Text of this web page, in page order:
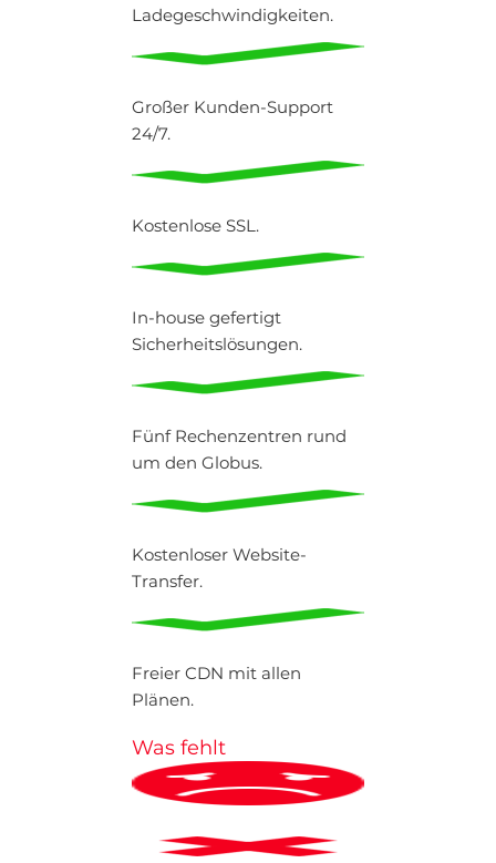
Ladegeschwindigkeiten.
Großer Kunden-Support
24/7.
Kostenlose SSL.
In-house gefertigt
Sicherheitslösungen.
Fünf Rechenzentren rund
um den Globus.
Kostenloser Website-
Transfer.
Freier CDN mit allen
Plänen.
Was fehlt